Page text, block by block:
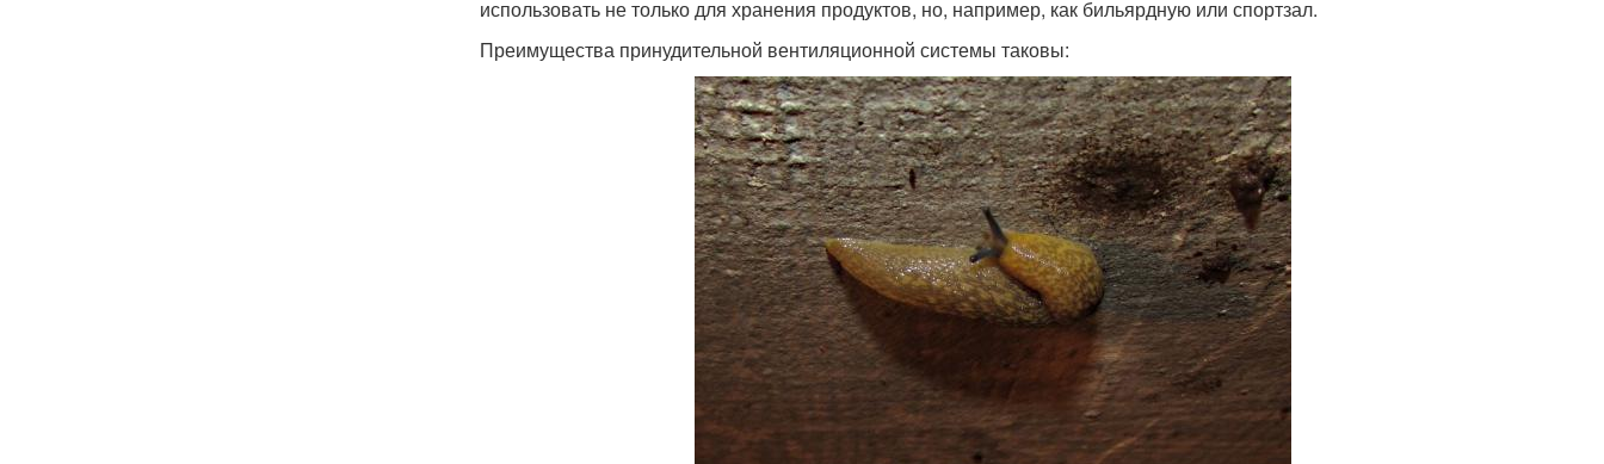
использовать не только для хранения продуктов, но, например, как бильярдную или спортзал.
Преимущества принудительной вентиляционной системы таковы: